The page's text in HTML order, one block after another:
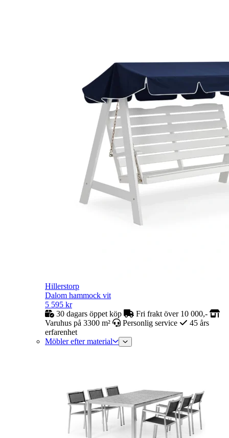
Hillerstorp
Dalom hammock vit
5 595 kr
30 dagars öppet köp
Fri frakt över 10 000,-
Varuhus på 3300 m²
Personlig service
45 års
erfarenhet
Möbler efter material